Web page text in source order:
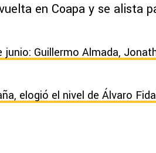
en Coapa y se alista
Guillermo Almada,
elogió el nivel de Álvaro